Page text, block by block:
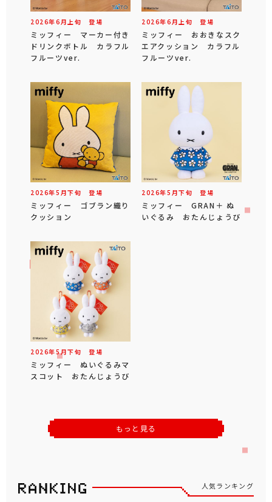
2026年6 月 上旬 登場
ミッフィー マーカー付き
ドリンクボトル カラフル
フルーツver.
2026年6 月 上旬 登場
ミッフィー おおきなスク
エアクッション カラフル
フルーツver.
2026年5 月下旬 登場
ミッフィー ゴブラン織り
クッション
2026年5 月下旬 登場
ミッフィー GRAN＋ ぬ
いぐるみ おたんじょうび
2026年5月下旬 登場
ミッフィー ぬいぐるみマ
スコット おたんじょうび
もっと見る
人気ランキング